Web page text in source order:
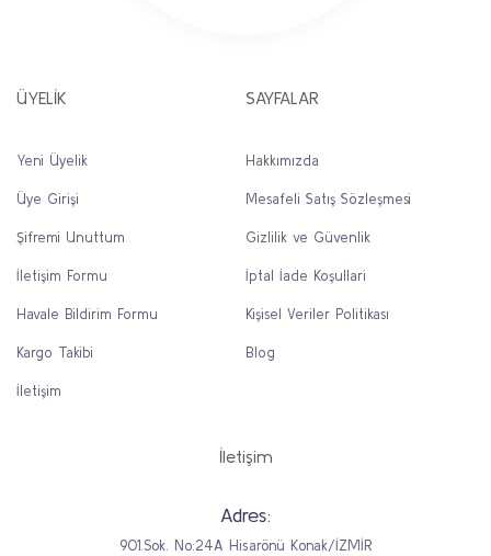
ÜYELİK
Yeni Üyelik
Üye Girişi
Şifremi Unuttum
İletişim Formu
Havale Bildirim Formu
Kargo Takibi
İletişim
SAYFALAR
Hakkımızda
Mesafeli Satış Sözleşmesi
Gizlilik ve Güvenlik
İptal İade Koşullari
Kişisel Veriler Politikası
Blog
İletişim
Adres:
901.Sok. No:24A Hisarönü Konak/İZMİR